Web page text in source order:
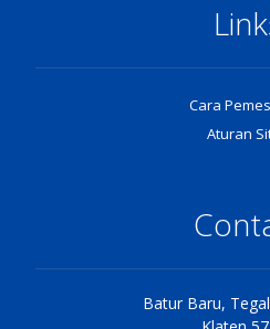
Cara
Aturan
Batur Baru,